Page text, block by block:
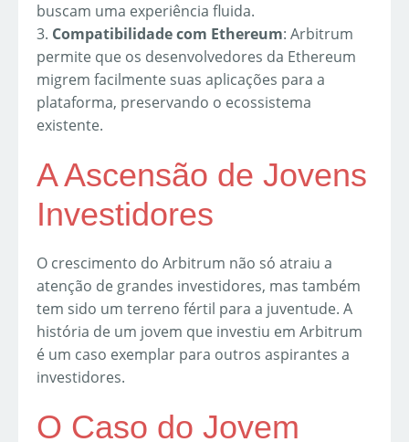
buscam uma experiência fluida.
3. Compatibilidade com Ethereum: Arbitrum
permite que os desenvolvedores da Ethereum
migrem facilmente suas aplicações para a
plataforma, preservando o ecossistema
existente.
A Ascensão de Jovens
Investidores
O crescimento do Arbitrum não só atraiu a
atenção de grandes investidores, mas também
tem sido um terreno fértil para a juventude. A
história de um jovem que investiu em Arbitrum
é um caso exemplar para outros aspirantes a
investidores.
O Caso do Jovem